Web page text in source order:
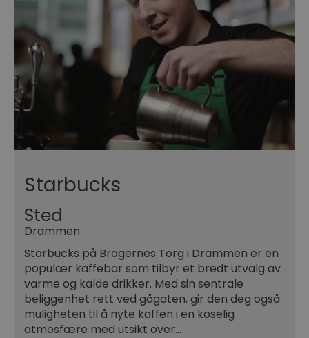
Starbucks
Sted
Drammen
Starbucks på Bragernes Torg i Drammen er en
populær kaffebar som tilbyr et bredt utvalg av
varme og kalde drikker. Med sin sentrale
beliggenhet rett ved gågaten, gir den deg også
muligheten til å nyte kaffen i en koselig
atmosfære med utsikt over…